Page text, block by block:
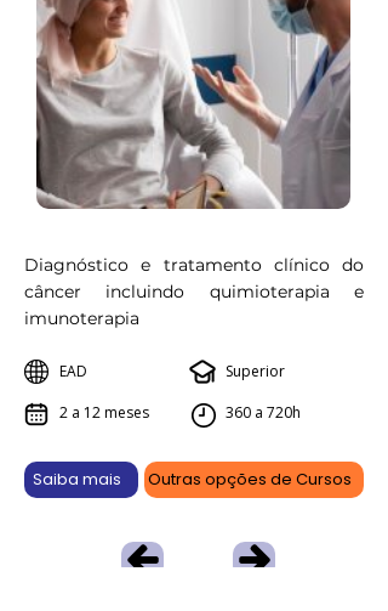
Diagnóstico e tratamento clínico do
câncer incluindo quimioterapia e
imunoterapia
EAD
2 a 12 meses
Superior
360 a 720h
Saiba mais Outras opções de Cursos